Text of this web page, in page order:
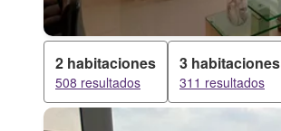
2 habitaciones
508 resultados
3 habitaciones
311 resultados